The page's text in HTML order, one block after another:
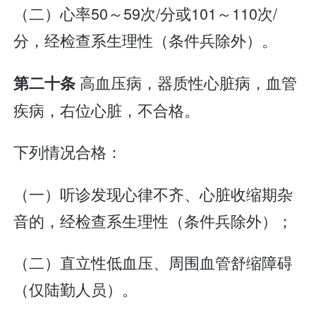
（二）心率50～59次/分或101～110次/
分，经检查系生理性（条件兵除外）。
第二十条 高血压病，器质性心脏病，血管
疾病，右位心脏，不合格。
下列情况合格：
（一）听诊发现心律不齐、心脏收缩期杂
音的，经检查系生理性（条件兵除外）；
（二）直立性低血压、周围血管舒缩障碍
（仅陆勤人员）。